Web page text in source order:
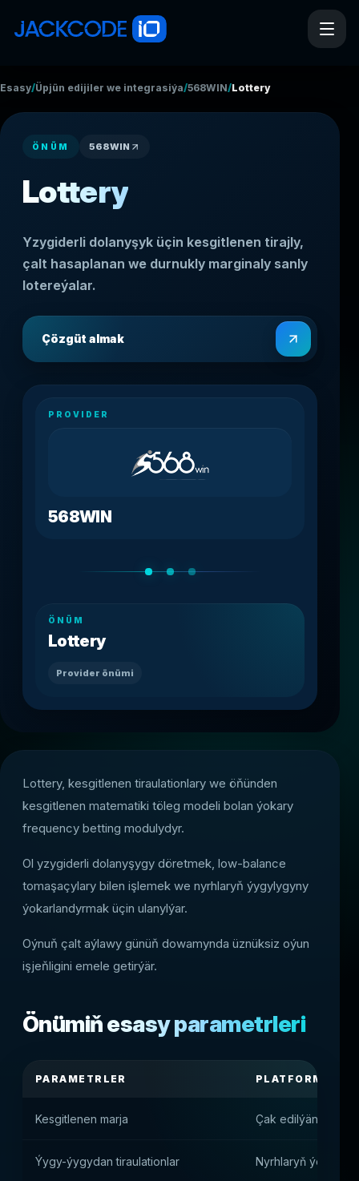
Esasy/Üpjün edijiler we integrasiýa/568WIN/Lottery
ÖNÜM 568WIN
Lottery
Yzygiderli dolanyşyk üçin kesgitlenen tirajly,
çalt hasaplanan we durnukly marginaly sanly
lotereýalar.
Çözgüt almak
PROVIDER
568WIN
ÖNÜM
Lottery
Provider önümi
Lottery, kesgitlenen tiraulationlary we öňünden
kesgitlenen matematiki töleg modeli bolan ýokary
frequency betting modulydyr.
Ol yzygiderli dolanyşygy döretmek, low-balance
tomaşaçylary bilen işlemek we nyrhlaryň ýygylygyny
ýokarlandyrmak üçin ulanylýar.
Oýnuň çalt aýlawy günüň dowamynda üznüksiz oýun
işjeňligini emele getirýär.
Önümiň esasy parametrleri
PARAMETRLER PLATFORMA
Kesgitlenen marja Çak edilýän girdeji
Ýygy-ýygydan tiraulationlar Nyrhlaryň ýokary